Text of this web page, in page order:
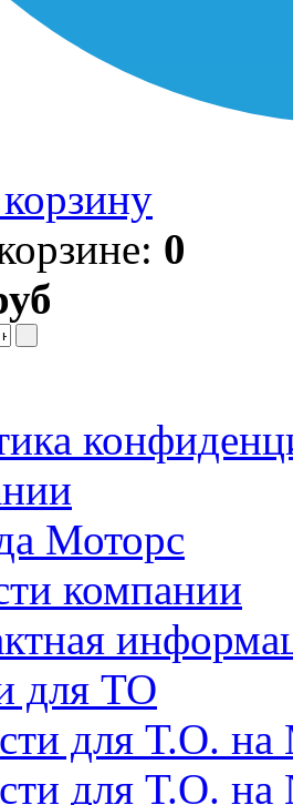
0
Моторс
компании
для ТО
для Т.О. на
для Т.О. на